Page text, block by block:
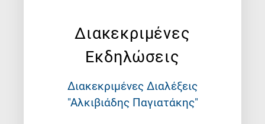
Διακεκριμένες
Εκδηλώσεις
Διακεκριμένες Διαλέξεις
"Αλκιβιάδης Παγιατάκης"